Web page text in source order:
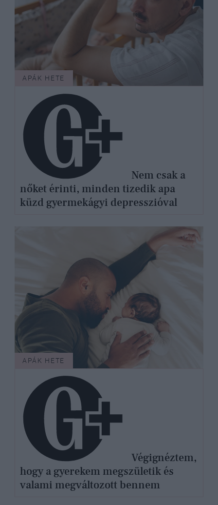
APÁK HETE
nőket érinti, minden tizedik apa
küzd gyermekágyi depresszióval
APÁK HETE
Végignéztem,
hogy a gyerekem megszületik és
valami megváltozott bennem